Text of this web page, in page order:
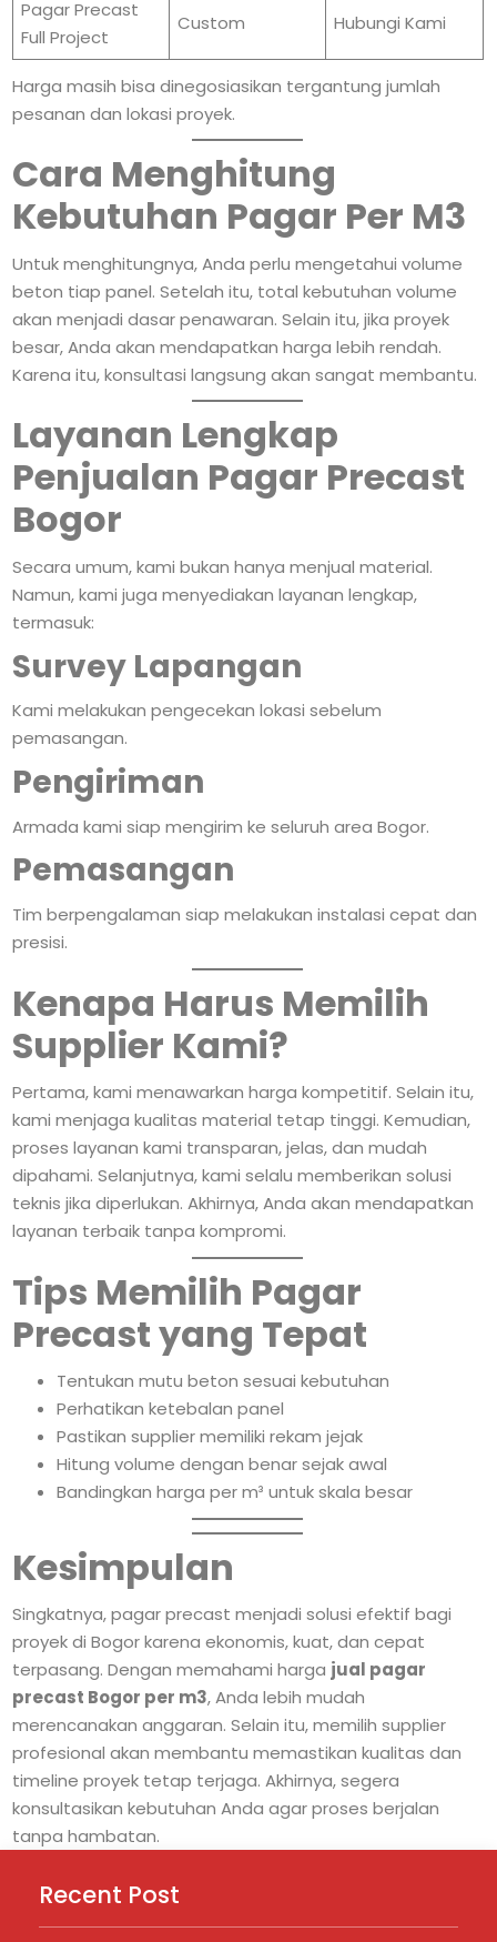
Pagar Precast
Full Project
Custom Hubungi Kami
Harga masih bisa dinegosiasikan tergantung jumlah
pesanan dan lokasi proyek.
Cara Menghitung
Kebutuhan Pagar Per M3
Untuk menghitungnya, Anda perlu mengetahui volume
beton tiap panel. Setelah itu, total kebutuhan volume
akan menjadi dasar penawaran. Selain itu, jika proyek
besar, Anda akan mendapatkan harga lebih rendah.
Karena itu, konsultasi langsung akan sangat membantu.
Layanan Lengkap
Penjualan Pagar Precast
Bogor
Secara umum, kami bukan hanya menjual material.
Namun, kami juga menyediakan layanan lengkap,
termasuk:
Survey Lapangan
Kami melakukan pengecekan lokasi sebelum
pemasangan.
Pengiriman
Armada kami siap mengirim ke seluruh area Bogor.
Pemasangan
Tim berpengalaman siap melakukan instalasi cepat dan
presisi.
Kenapa Harus Memilih
Supplier Kami?
Pertama, kami menawarkan harga kompetitif. Selain itu,
kami menjaga kualitas material tetap tinggi. Kemudian,
proses layanan kami transparan, jelas, dan mudah
dipahami. Selanjutnya, kami selalu memberikan solusi
teknis jika diperlukan. Akhirnya, Anda akan mendapatkan
layanan terbaik tanpa kompromi.
Tips Memilih Pagar
Precast yang Tepat
Tentukan mutu beton sesuai kebutuhan
Perhatikan ketebalan panel
Pastikan supplier memiliki rekam jejak
Hitung volume dengan benar sejak awal
Bandingkan harga per m³ untuk skala besar
Kesimpulan
Singkatnya, pagar precast menjadi solusi efektif bagi
proyek di Bogor karena ekonomis, kuat, dan cepat
terpasang. Dengan memahami harga jual pagar
precast Bogor per m3, Anda lebih mudah
merencanakan anggaran. Selain itu, memilih supplier
profesional akan membantu memastikan kualitas dan
timeline proyek tetap terjaga. Akhirnya, segera
konsultasikan kebutuhan Anda agar proses berjalan
tanpa hambatan.
Recent Post